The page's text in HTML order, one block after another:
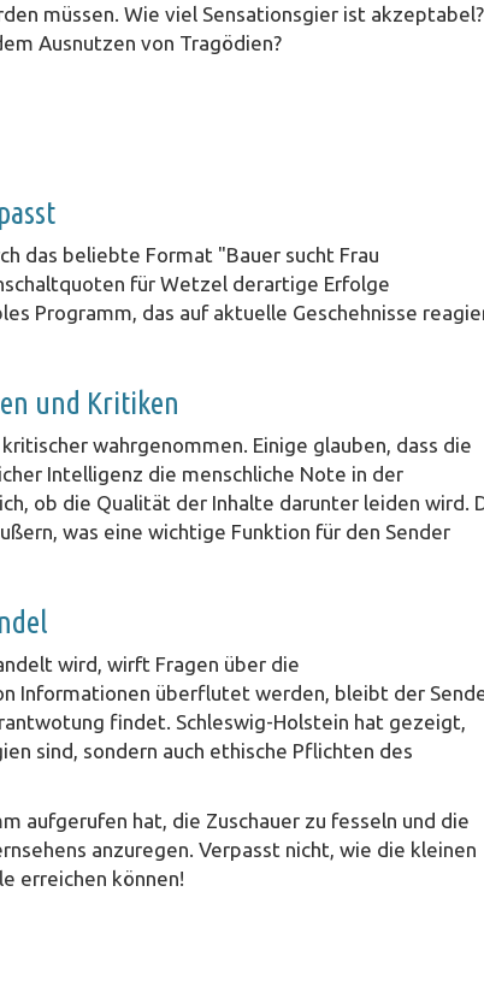
müssen. Wie viel Sensationsgier ist akzeptabel?
Ausnutzen von Tragödien?
das beliebte Format "Bauer sucht Frau
für Wetzel derartige Erfolge
Programm, das auf aktuelle Geschehnisse
und Kritiken
wahrgenommen. Einige glauben, dass die
Intelligenz die menschliche Note in der
ob die Qualität der Inhalte darunter leiden wird.
was eine wichtige Funktion für den Sender
wird, wirft Fragen über die
Informationen überflutet werden, bleibt der
findet. Schleswig-Holstein hat gezeigt,
sind, sondern auch ethische Pflichten des
aufgerufen hat, die Zuschauer zu fesseln und die
anzuregen. Verpasst nicht, wie die kleinen
erreichen können!